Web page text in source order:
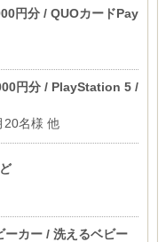
円分 / QUOカードPay
円分 / PlayStation 5 /
20名様 他
ーカー / 洗えるベビー